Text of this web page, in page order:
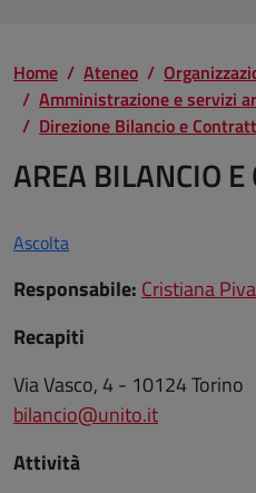
Home Ateneo
Amministrazione e servizi
Direzione Bilancio e
AREA BILANCIO
Ascolta
Responsabile: Cristiana Piva
Recapiti
Via Vasco, 4 - 10124 Torino
bilancio@unito.it
Attività